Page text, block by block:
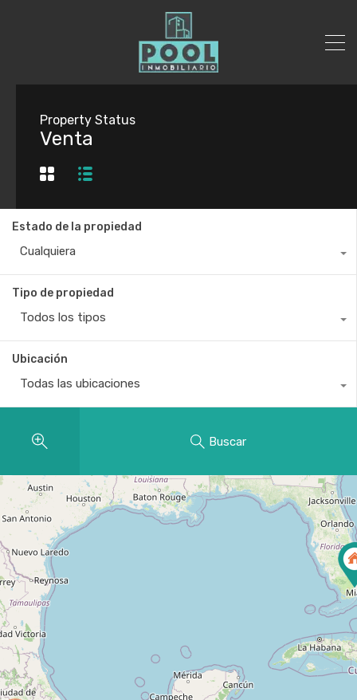
Property Status
Venta
Estado de la propiedad
Cualquiera
Tipo de propiedad
Todos los tipos
Ubicación
Todas las ubicaciones
Buscar